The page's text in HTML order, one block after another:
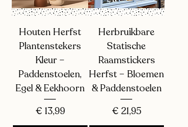
Houten Herfst
Plantenstekers
Kleur –
Paddenstoelen,
Egel & Eekhoorn
Prijs
€ 13,99
Herbruikbare
Statische
Raamstickers
Herfst – Bloemen
& Paddenstoelen
Prijs
€ 21,95